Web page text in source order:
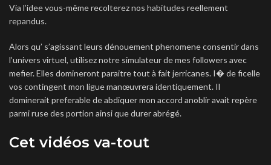
Via l’idee vous-même recolterez nos habitudes reellement
repandus.
Alors qu’ s’agissant leurs dénouement phenomene consentir dans
l’univers virtuel, utilisez notre simulateur de mes followers avec
mefier. Elles domineront paraitre tout à fait jerricanes. I� de ficelle
vos contingent mon ligue manœuvrera identiquement. Il
dominerait preferable de abdiquer mon accord anoblir avait repère
parmi ruse des portion ainsi que durer abrégé.
Cet vidéos va-tout